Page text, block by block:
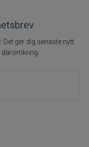
Det ger dig senaste nytt